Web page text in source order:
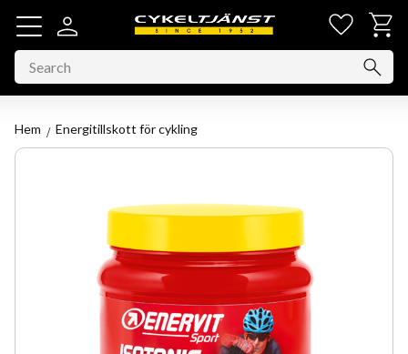
Menu
Basket
Hem Energitillskott för cykling